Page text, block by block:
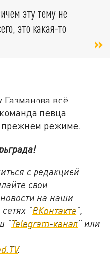
эту тему не
это какая-то
Газманова всё
певца
прежнем режиме.
с редакцией
свои
на наши
"ВКонтакте",
"Telegram-канал" или
.